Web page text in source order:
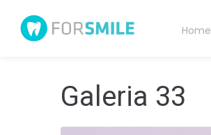
Home
Galeria 33